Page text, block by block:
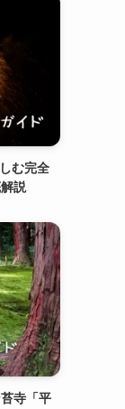
む完全
説
寺「平